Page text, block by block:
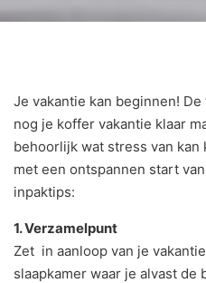
Je vakantie kan beginnen!
nog je koffer vakantie klaar
behoorlijk wat stress van
met een ontspannen start
inpaktips:
1. Verzamelpunt
Zet in aanloop van je
slaapkamer waar je alvast de